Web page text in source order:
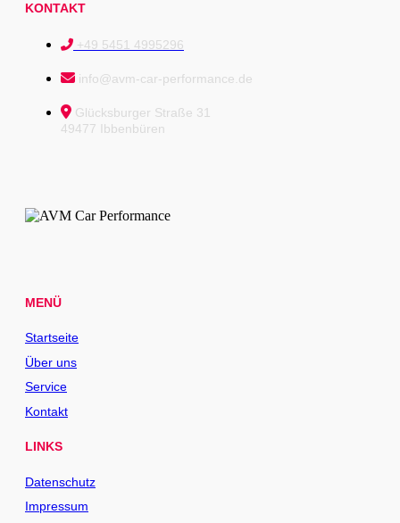
KONTAKT
+49 5451 4995296
info@avm-car-performance.de
Glücksburger Straße 31
49477 Ibbenbüren
MENÜ
Startseite
Über uns
Service
Kontakt
LINKS
Datenschutz
Impressum